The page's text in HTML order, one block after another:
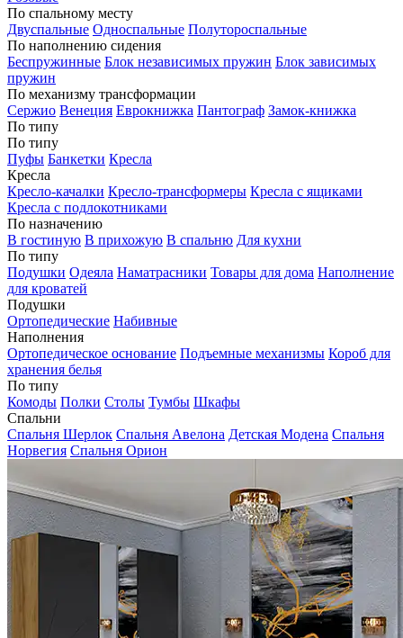
По спальному месту
Двуспальные Односпальные Полутороспальные
По наполнению сидения
Беспружинные Блок независимых пружин Блок зависимых
пружин
По механизму трансформации
Сержио Венеция Еврокнижка Пантограф Замок-книжка
По типу
По типу
Пуфы Банкетки Кресла
Кресла
Кресло-качалки Кресло-трансформеры Кресла с ящиками
Кресла с подлокотниками
По назначению
В гостиную В прихожую В спальню Для кухни
По типу
Подушки Одеяла Наматрасники Товары для дома Наполнение
для кроватей
Подушки
Ортопедические Набивные
Наполнения
Ортопедическое основание Подъемные механизмы Короб для
хранения белья
По типу
Комоды Полки Столы Тумбы Шкафы
Спальни
Спальня Шерлок Спальня Авелона Детская Модена Спальня
Норвегия Спальня Орион